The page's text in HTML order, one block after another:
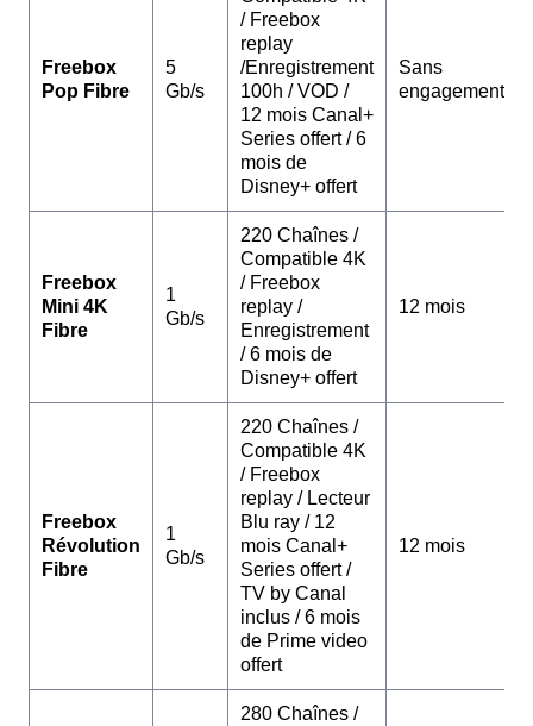
Freebox
Pop Fibre
5
Gb/s
/ Freebox
replay
/Enregistrement
100h / VOD /
12 mois Canal+
Series offert / 6
mois de
Disney+ offert
Sans
engagement
Freebox
Mini 4K
Fibre
1
Gb/s
220 Chaînes /
Compatible 4K
/ Freebox
replay /
Enregistrement
/ 6 mois de
Disney+ offert
12 mois
Freebox
Révolution
Fibre
1
Gb/s
220 Chaînes /
Compatible 4K
/ Freebox
replay / Lecteur
Blu ray / 12
mois Canal+
Series offert /
TV by Canal
inclus / 6 mois
de Prime video
offert
12 mois
280 Chaînes /